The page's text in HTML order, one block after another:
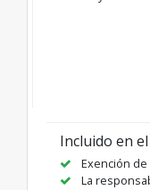
Incluido en
Exención
La